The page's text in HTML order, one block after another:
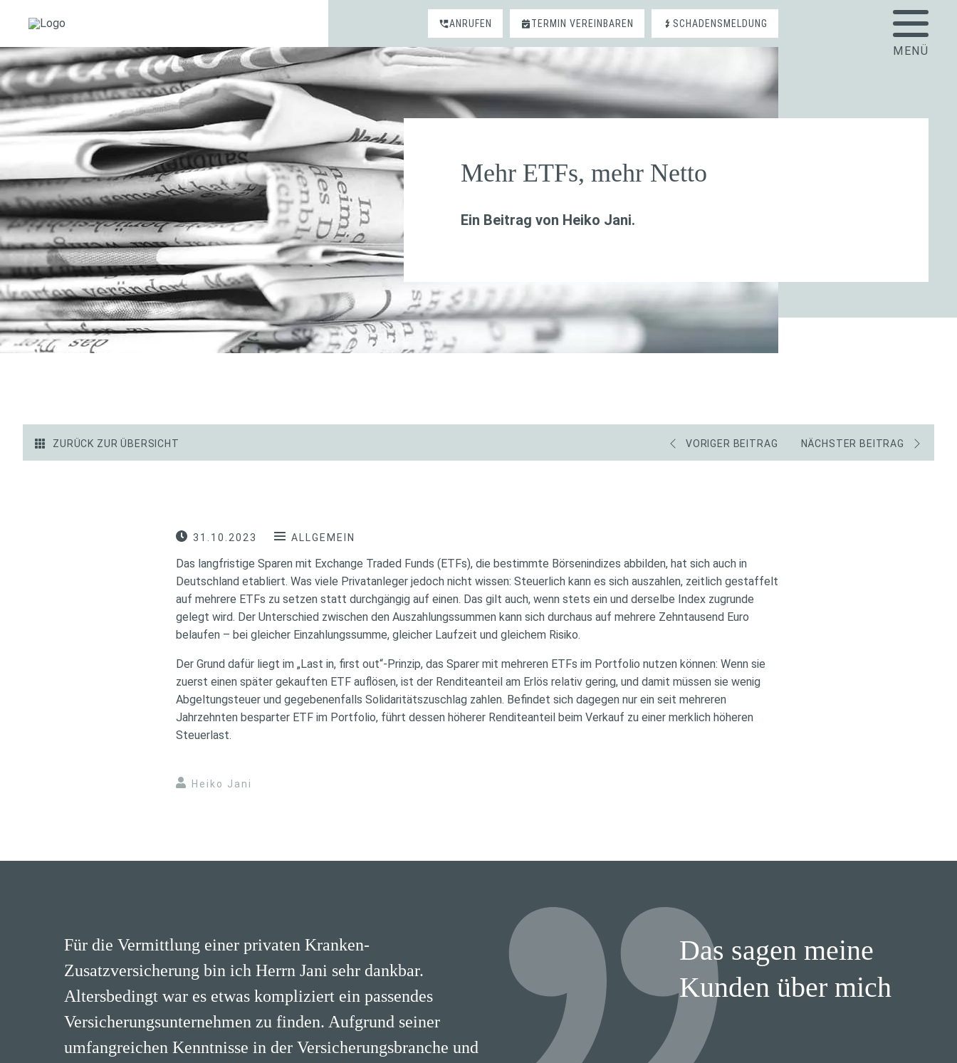
ANRUFEN TERMIN VEREINBAREN SCHADENSMELDUNG
Mehr ETFs, mehr Netto
Ein Beitrag von Heiko Jani.
ZURÜCK ZUR ÜBERSICHT VORIGER BEITRAG NÄCHSTER BEITRAG
31.10.2023 ALLGEMEIN
Das langfristige Sparen mit Exchange Traded Funds (ETFs), die bestimmte Börsenindizes abbilden, hat sich auch in
Deutschland etabliert. Was viele Privatanleger jedoch nicht wissen: Steuerlich kann es sich auszahlen, zeitlich gestaffelt
auf mehrere ETFs zu setzen statt durchgängig auf einen. Das gilt auch, wenn stets ein und derselbe Index zugrunde
gelegt wird. Der Unterschied zwischen den Auszahlungssummen kann sich durchaus auf mehrere Zehntausend Euro
belaufen – bei gleicher Einzahlungssumme, gleicher Laufzeit und gleichem Risiko.
Der Grund dafür liegt im „Last in, first out“-Prinzip, das Sparer mit mehreren ETFs im Portfolio nutzen können: Wenn sie
zuerst einen später gekauften ETF auflösen, ist der Renditeanteil am Erlös relativ gering, und damit müssen sie wenig
Abgeltungsteuer und gegebenenfalls Solidaritätszuschlag zahlen. Befindet sich dagegen nur ein seit mehreren
Jahrzehnten besparter ETF im Portfolio, führt dessen höherer Renditeanteil beim Verkauf zu einer merklich höheren
Steuerlast.
Heiko Jani
Das sagen meine
Kunden über mich
Für die Vermittlung einer privaten Kranken-
Zusatzversicherung bin ich Herrn Jani sehr dankbar.
Altersbedingt war es etwas kompliziert ein passendes
Versicherungsunternehmen zu finden. Aufgrund seiner
umfangreichen Kenntnisse in der Versicherungsbranche und